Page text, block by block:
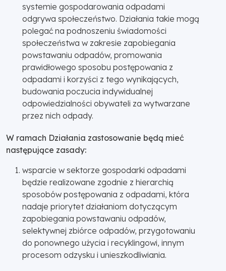
systemie gospodarowania odpadami
odgrywa społeczeństwo. Działania takie mogą
polegać na podnoszeniu świadomości
społeczeństwa w zakresie zapobiegania
powstawaniu odpadów, promowania
prawidłowego sposobu postępowania z
odpadami i korzyści z tego wynikających,
budowania poczucia indywidualnej
odpowiedzialności obywateli za wytwarzane
przez nich odpady.
W ramach Działania zastosowanie będą mieć
następujące zasady:
wsparcie w sektorze gospodarki odpadami
będzie realizowane zgodnie z hierarchią
sposobów postępowania z odpadami, która
nadaje priorytet działaniom dotyczącym
zapobiegania powstawaniu odpadów,
selektywnej zbiórce odpadów, przygotowaniu
do ponownego użycia i recyklingowi, innym
procesom odzysku i unieszkodliwiania.